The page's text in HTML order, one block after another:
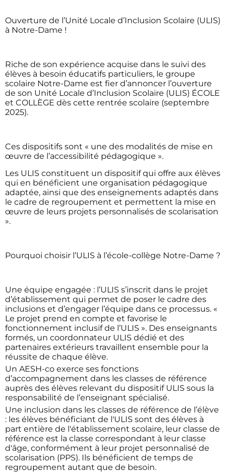
Ouverture de l’Unité Locale d’Inclusion Scolaire (ULIS)
à Notre-Dame !
Riche de son expérience acquise dans le suivi des
élèves à besoin éducatifs particuliers, le groupe
scolaire Notre-Dame est fier d’annoncer l’ouverture
de son Unité Locale d’Inclusion Scolaire (ULIS) ÉCOLE
et COLLÈGE dès cette rentrée scolaire (septembre
2025).
Ces dispositifs sont « une des modalités de mise en
œuvre de l’accessibilité pédagogique ».
Les ULIS constituent un dispositif qui offre aux élèves
qui en bénéficient une organisation pédagogique
adaptée, ainsi que des enseignements adaptés dans
le cadre de regroupement et permettent la mise en
œuvre de leurs projets personnalisés de scolarisation
».
Pourquoi choisir l’ULIS à l’école-collège Notre-Dame ?
Une équipe engagée : l’ULIS s’inscrit dans le projet
d’établissement qui permet de poser le cadre des
inclusions et d’engager l’équipe dans ce processus. «
Le projet prend en compte et favorise le
fonctionnement inclusif de l’ULIS ». Des enseignants
formés, un coordonnateur ULIS dédié et des
partenaires extérieurs travaillent ensemble pour la
réussite de chaque élève.
Un AESH-co exerce ses fonctions
d’accompagnement dans les classes de référence
auprès des élèves relevant du dispositif ULIS sous la
responsabilité de l’enseignant spécialisé.
Une inclusion dans les classes de référence de l’élève
: les élèves bénéficiant de l'ULIS sont des élèves à
part entière de l'établissement scolaire, leur classe de
référence est la classe correspondant à leur classe
d'âge, conformément à leur projet personnalisé de
scolarisation (PPS). Ils bénéficient de temps de
regroupement autant que de besoin.